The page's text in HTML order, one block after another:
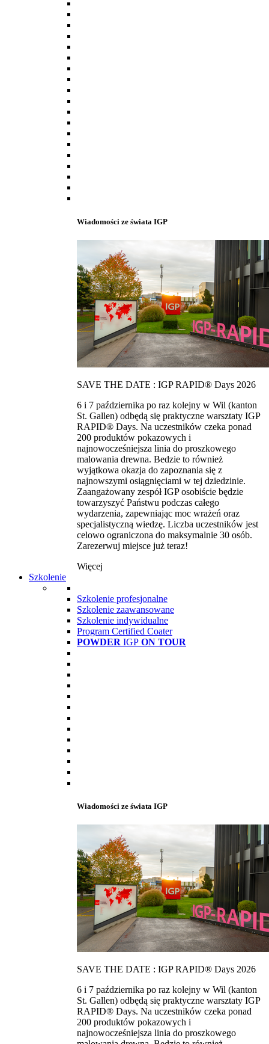
Wiadomości ze świata IGP
SAVE THE DATE : IGP RAPID® Days 2026
6 i 7 października po raz kolejny w Wil (kanton
St. Gallen) odbędą się praktyczne warsztaty IGP
RAPID® Days. Na uczestników czeka ponad
200 produktów pokazowych i
najnowocześniejsza linia do proszkowego
malowania drewna. Bedzie to również
wyjątkowa okazja do zapoznania się z
najnowszymi osiągnięciami w tej dziedzinie.
Zaangażowany zespół IGP osobiście będzie
towarzyszyć Państwu podczas całego
wydarzenia, zapewniając moc wrażeń oraz
specjalistyczną wiedzę. Liczba uczestników jest
celowo ograniczona do maksymalnie 30 osób.
Zarezerwuj miejsce już teraz!
Więcej
Szkolenie
Szkolenie profesjonalne
Szkolenie zaawansowane
Szkolenie indywidualne
Program Certified Coater
POWDER IGP ON TOUR
Wiadomości ze świata IGP
SAVE THE DATE : IGP RAPID® Days 2026
6 i 7 października po raz kolejny w Wil (kanton
St. Gallen) odbędą się praktyczne warsztaty IGP
RAPID® Days. Na uczestników czeka ponad
200 produktów pokazowych i
najnowocześniejsza linia do proszkowego